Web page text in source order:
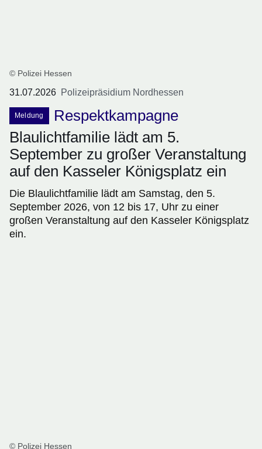
© Polizei Hessen
31.07.2026 Polizeipräsidium Nordhessen
Meldung
Respektkampagne
Blaulichtfamilie lädt am 5.
September zu großer Veranstaltung
auf den Kasseler Königsplatz ein
Die Blaulichtfamilie lädt am Samstag, den 5.
September 2026, von 12 bis 17, Uhr zu einer
großen Veranstaltung auf den Kasseler Königsplatz
ein.
© Polizei Hessen